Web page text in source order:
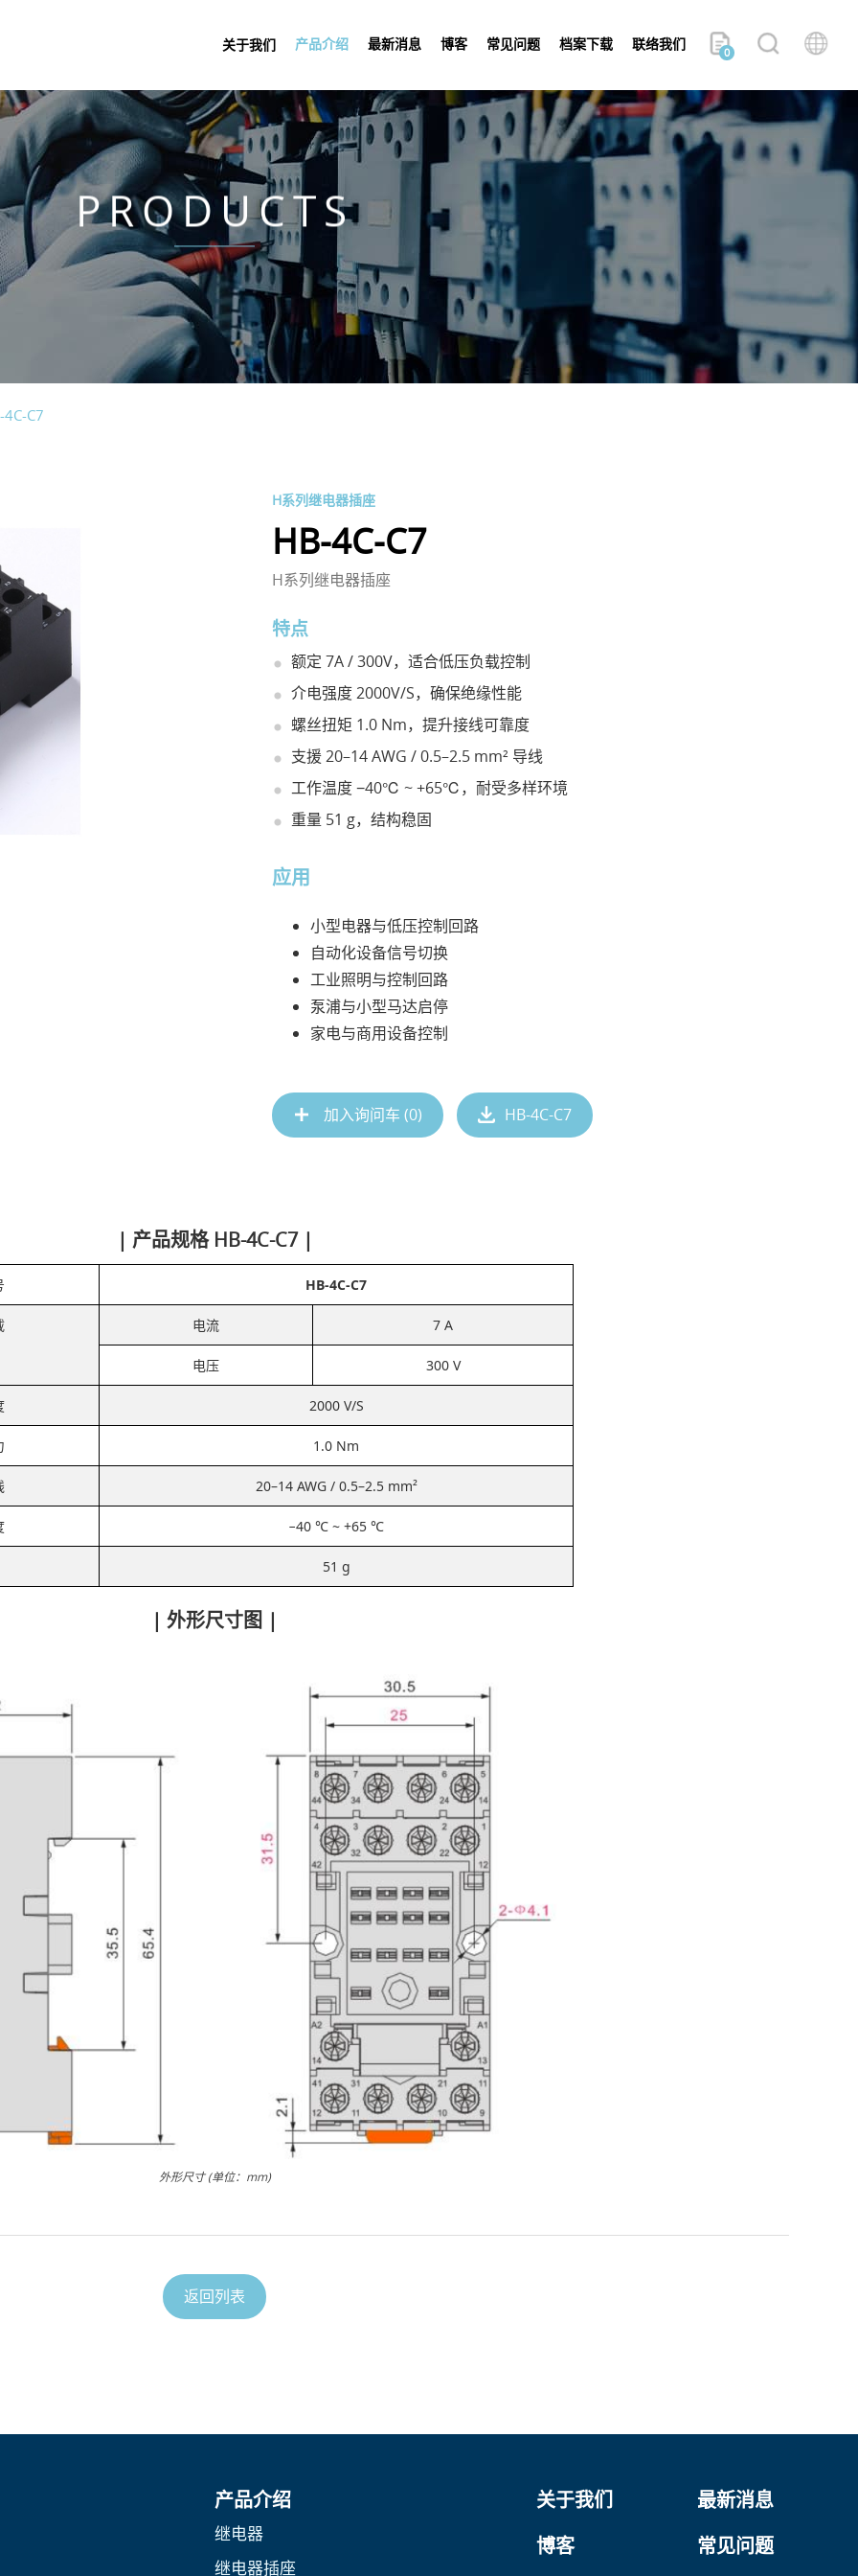
关于我们 产品介绍 最新消息 博客 常见问题 档案下载 联络我们 0
PRODUCTS
4C-C7
H系列继电器插座
HB-4C-C7
H系列继电器插座
特点
额定 7A / 300V，适合低压负载控制
介电强度 2000V/S，确保绝缘性能
螺丝扭矩 1.0 Nm，提升接线可靠度
支援 20–14 AWG / 0.5–2.5 mm² 导线
工作温度 −40℃ ~ +65℃，耐受多样环境
重量 51 g，结构稳固
应用
小型电器与低压控制回路
自动化设备信号切换
工业照明与控制回路
泵浦与小型马达启停
家电与商用设备控制
加入询问车 (0) HB-4C-C7
| 产品规格 HB-4C-C7 |
HB-4C-C7
电流 7 A
电压 300 V
2000 V/S
1.0 Nm
20–14 AWG / 0.5–2.5 mm²
−40 ℃ ~ +65 ℃
51 g
| 外形尺寸图 |
外形尺寸 (单位：mm)
返回列表
产品介绍
继电器
继电器插座
关于我们
最新消息
博客
常见问题